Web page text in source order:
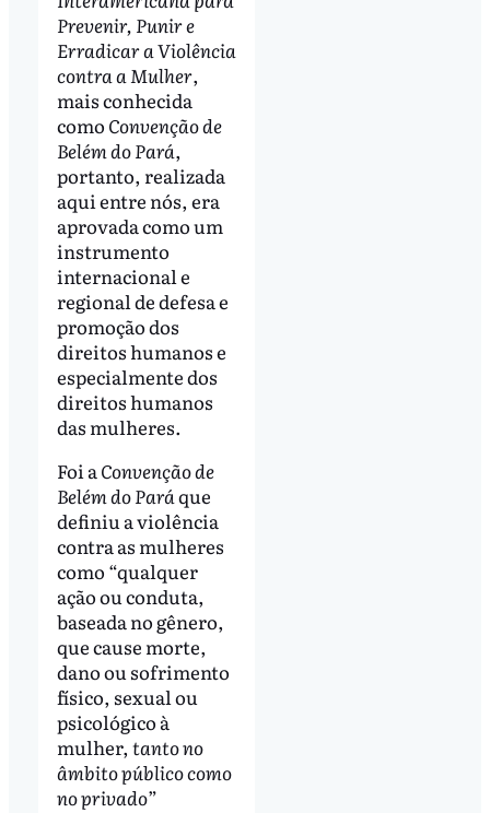
Prevenir, Punir e
Erradicar a Violência
contra a Mulher,
mais conhecida
como Convenção de
Belém do Pará,
portanto, realizada
aqui entre nós, era
aprovada como um
instrumento
internacional e
regional de defesa e
promoção dos
direitos humanos e
especialmente dos
direitos humanos
das mulheres.
Foi aConvenção de
Belém do Paráque
definiu a violência
contra as mulheres
como “qualquer
ação ou conduta,
baseada no gênero,
que cause morte,
dano ou sofrimento
físico, sexual ou
psicológico à
mulher, tanto no
âmbito público como
no privado”